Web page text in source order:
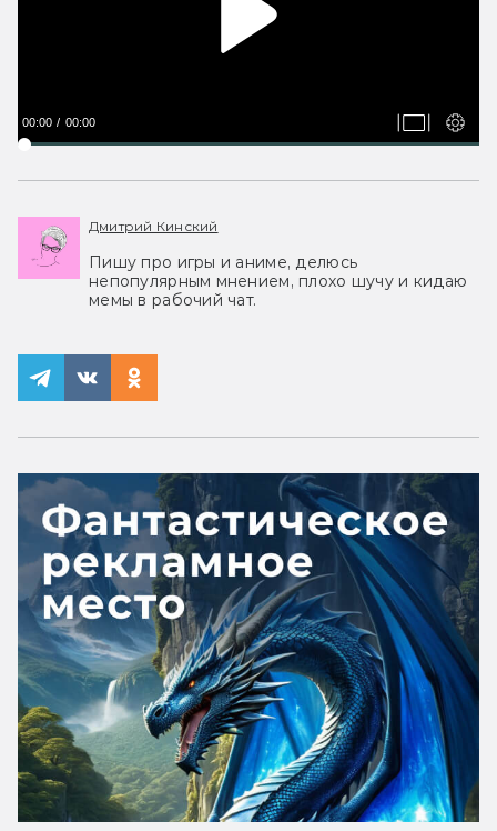
00:00 00:00
Дмитрий Кинский
Пишу про игры и аниме, делюсь
непопулярным мнением, плохо шучу и кидаю
мемы в рабочий чат.